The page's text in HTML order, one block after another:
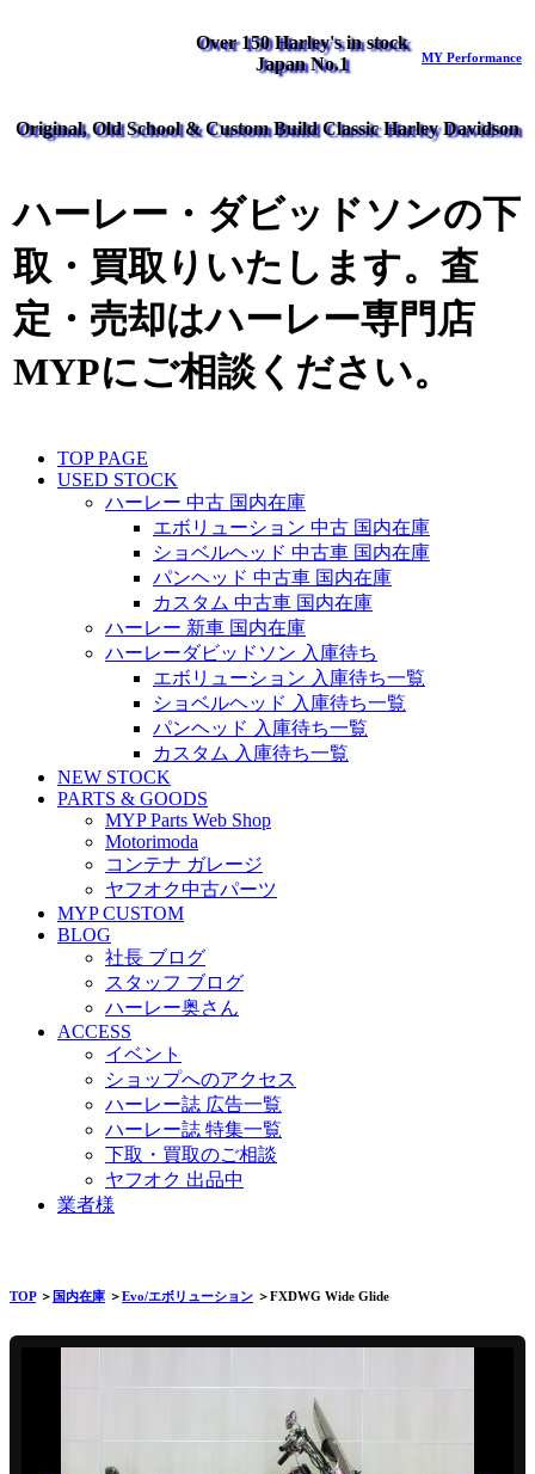
Over 150 Harley's in stock
Japan No.1
MY Performance
Original, Old School & Custom Build Classic Harley Davidson
ハーレー・ダビッドソンの下
取・買取りいたします。査
定・売却はハーレー専門店
MYPにご相談ください。
TOP PAGE
USED STOCK
ハーレー 中古 国内在庫
エボリューション 中古 国内在庫
ショベルヘッド 中古車 国内在庫
パンヘッド 中古車 国内在庫
カスタム 中古車 国内在庫
ハーレー 新車 国内在庫
ハーレーダビッドソン 入庫待ち
エボリューション 入庫待ち一覧
ショベルヘッド 入庫待ち一覧
パンヘッド 入庫待ち一覧
カスタム 入庫待ち一覧
NEW STOCK
PARTS & GOODS
MYP Parts Web Shop
Motorimoda
コンテナ ガレージ
ヤフオク中古パーツ
MYP CUSTOM
BLOG
社長 ブログ
スタッフ ブログ
ハーレー奥さん
ACCESS
イベント
ショップへのアクセス
ハーレー誌 広告一覧
ハーレー誌 特集一覧
下取・買取のご相談
ヤフオク 出品中
業者様
TOP＞ 国内在庫 ＞Evo/エボリューション ＞FXDWG Wide Glide